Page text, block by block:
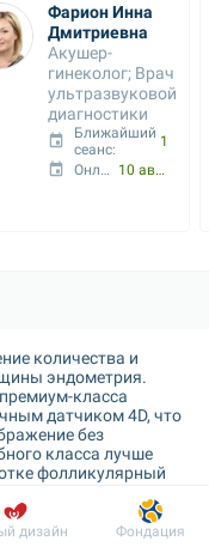
Фарион Инна
Дмитриевна
Акушер-
гинеколог; Врач
ультразвуковой
диагностики
Ближайший
сеанс:
10 авг. 09:30
количества и
эндометрия.
класса
датчиком 4D, что
без
класса лучше
фолликулярный
(вагинальным
Пациенту
дизайн Фондация